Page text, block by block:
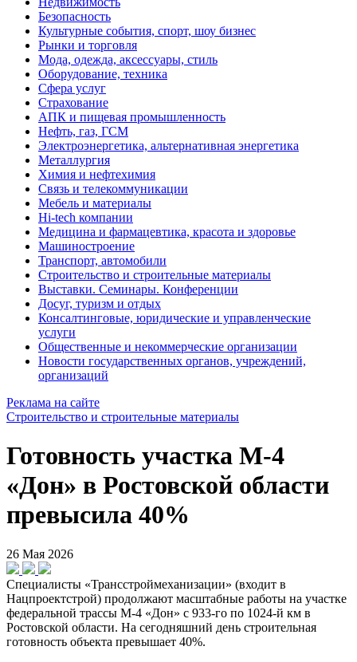
Безопасность
Культурные события, спорт, шоу бизнес
Рынки и торговля
Мода, одежда, аксессуары, стиль
Оборудование, техника
Сфера услуг
Страхование
АПК и пищевая промышленность
Нефть, газ, ГСМ
Электроэнергетика, альтернативная энергетика
Металлургия
Химия и нефтехимия
Связь и телекоммуникации
Мебель и материалы
Hi-tech компании
Медицина и фармацевтика, красота и здоровье
Машиностроение
Транспорт, автомобили
Строительство и строительные материалы
Выставки. Семинары. Конференции
Досуг, туризм и отдых
Консалтинговые, юридические и управленческие
услуги
Общественные и некоммерческие организации
Новости государственных органов, учреждений,
организаций
Реклама на сайте
Строительство и строительные материалы
Готовность участка М-4
«Дон» в Ростовской области
превысила 40%
26 Мая 2026
Специалисты «Трансстроймеханизации» (входит в
Нацпроектстрой) продолжают масштабные работы на участке
федеральной трассы М-4 «Дон» с 933-го по 1024-й км в
Ростовской области. На сегодняшний день строительная
готовность объекта превышает 40%.